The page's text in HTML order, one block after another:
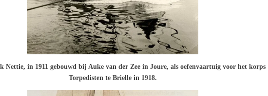
Nettie, in 1911 gebouwd bij Auke van der Zee in Joure, als oefenvaartuig voor het korps
Torpedisten te Brielle in 1918.